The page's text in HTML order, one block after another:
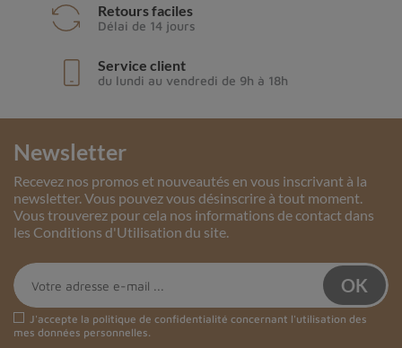
Retours faciles
Délai de 14 jours
Service client
du lundi au vendredi de 9h à 18h
Newsletter
Recevez nos promos et nouveautés en vous inscrivant à la
newsletter. Vous pouvez vous désinscrire à tout moment.
Vous trouverez pour cela nos informations de contact dans
les Conditions d'Utilisation du site.
J'accepte la politique de confidentialité concernant l'utilisation des
mes données personnelles.